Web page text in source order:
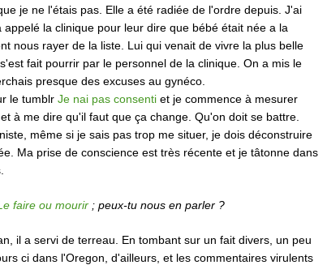
je ne l'étais pas. Elle a été radiée de l'ordre depuis. J'ai
appelé la clinique pour leur dire que bébé était née a la
nous rayer de la liste. Lui qui venait de vivre la plus belle
fait pourrir par le personnel de la clinique. On a mis le
presque des excuses au gynéco.
le tumblr Je nai pas consenti et je commence à mesurer
à me dire qu'il faut que ça change. Qu'on doit se battre.
même si je sais pas trop me situer, je dois déconstruire
Ma prise de conscience est très récente et je tâtonne dans
faire ou mourir ; peux-tu nous en parler ?
il a servi de terreau. En tombant sur un fait divers, un peu
ci dans l'Oregon, d'ailleurs, et les commentaires virulents